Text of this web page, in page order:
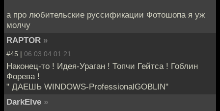
а про любительские руссификации Фотошопа я уж
молчу
RAPTOR »
#45 | 06.03.04 01:21
Наконец-то ! Идея-Ураган ! Топчи Гейтса ! Гоблин
Форева !
" ДАЕШЬ WINDOWS-ProfessionalGOBLIN"
DarkElve »